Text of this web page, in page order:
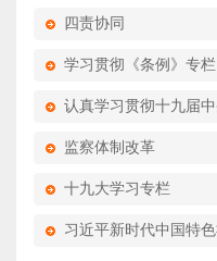
四责协同
学习贯彻《条例》专栏
监察体制改革
十九大学习专栏